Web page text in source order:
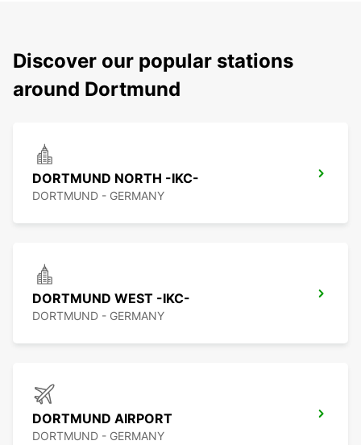
Discover our popular stations
around Dortmund
DORTMUND NORTH -IKC-
DORTMUND - GERMANY
DORTMUND WEST -IKC-
DORTMUND - GERMANY
DORTMUND AIRPORT
DORTMUND - GERMANY